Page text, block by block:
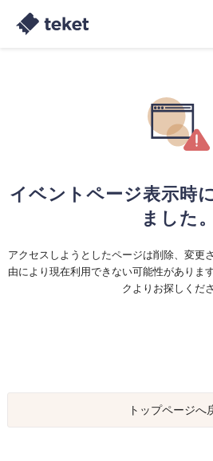
イベントページ表示時
ました。
アクセスしようとしたページは削除、変更
由により現在利用できない可能性がありま
クよりお探しくださ
トップページへ